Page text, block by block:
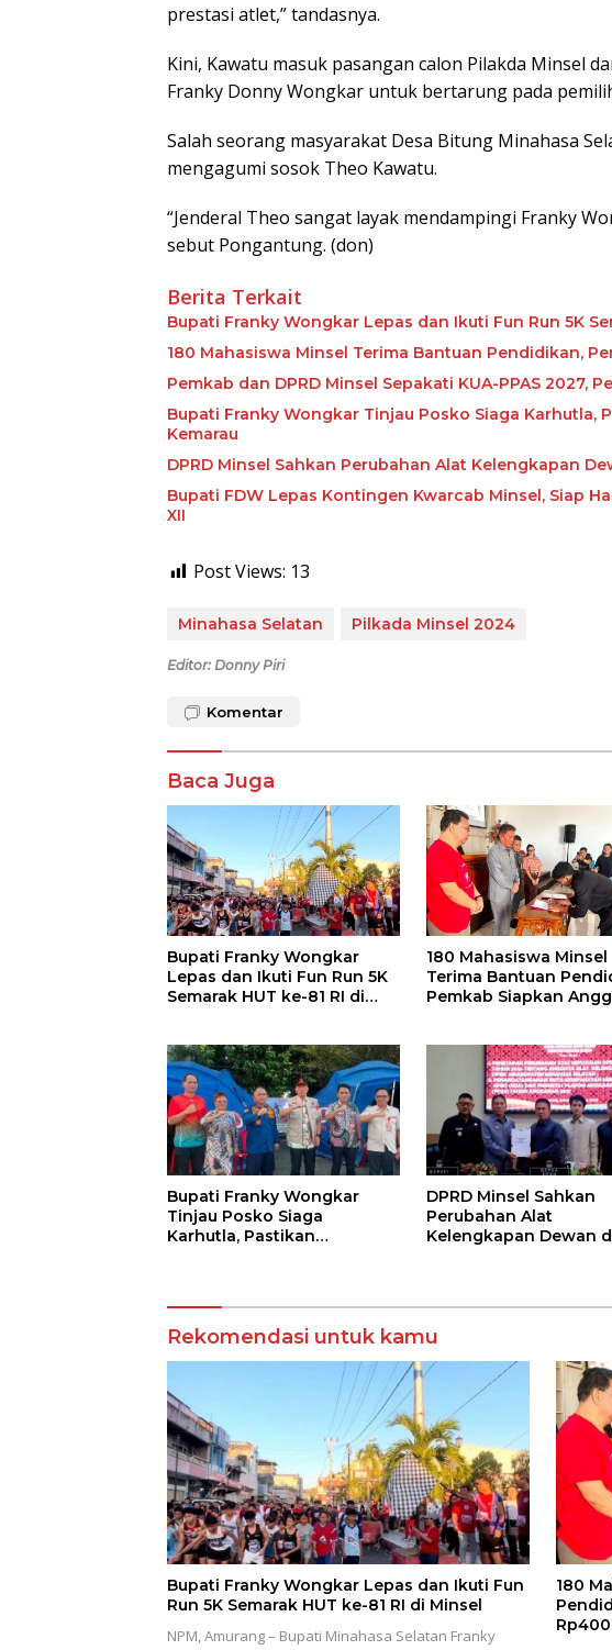
prestasi atlet,” tandasnya.
Kini, Kawatu masuk pasangan calon Pilakda Minsel
Franky Donny Wongkar untuk bertarung pada
Salah seorang masyarakat Desa Bitung Minahasa
mengagumi sosok Theo Kawatu.
“Jenderal Theo sangat layak mendampingi Franky
sebut Pongantung. (don)
Berita Terkait
Bupati Franky Wongkar Lepas dan Ikuti Fun Run 5K
180 Mahasiswa Minsel Terima Bantuan Pendidikan,
Pemkab dan DPRD Minsel Sepakati KUA-PPAS 2027,
Bupati Franky Wongkar Tinjau Posko Siaga Karhutla,
Kemarau
DPRD Minsel Sahkan Perubahan Alat Kelengkapan
Bupati FDW Lepas Kontingen Kwarcab Minsel, Siap
XII
Post Views: 13
Minahasa Selatan Pilkada Minsel 2024
Editor: Donny Piri
Komentar
Baca Juga
Bupati Franky Wongkar
Lepas dan Ikuti Fun Run 5K
Semarak HUT ke-81 RI di
180 Mahasiswa Minsel
Terima Bantuan
Pemkab Siapkan
Bupati Franky Wongkar
Tinjau Posko Siaga
Karhutla, Pastikan
DPRD Minsel Sahkan
Perubahan Alat
Kelengkapan Dewan
Rekomendasi untuk kamu
Bupati Franky Wongkar Lepas dan Ikuti Fun
Run 5K Semarak HUT ke-81 RI di Minsel
NPM, Amurang – Bupati Minahasa Selatan Franky
180